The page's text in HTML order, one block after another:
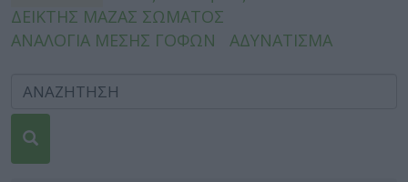
ΔΕΙΚΤΗΣ ΜΑΖΑΣ ΣΩΜΑΤΟΣ
ΑΝΑΛΟΓΙΑ ΜΕΣΗΣ ΓΟΦΩΝ
ΑΔΥΝΑΤΙΣΜΑ